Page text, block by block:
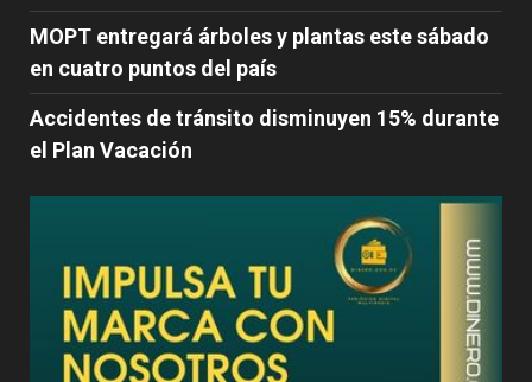
MOPT entregará árboles y plantas este sábado
en cuatro puntos del país
Accidentes de tránsito disminuyen 15% durante
el Plan Vacación